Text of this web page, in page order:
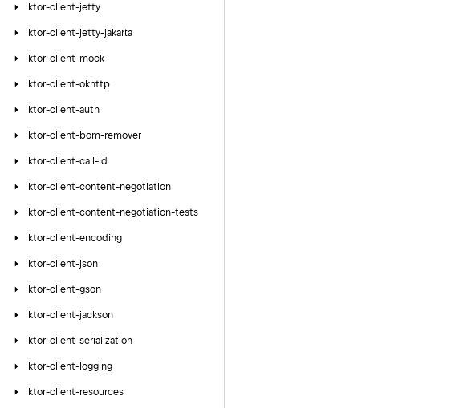
ktor-client-jetty
ktor-client-jetty-jakarta
ktor-client-mock
ktor-client-okhttp
ktor-client-auth
ktor-client-bom-remover
ktor-client-call-id
ktor-client-content-negotiation
ktor-client-content-negotiation-tests
ktor-client-encoding
ktor-client-json
ktor-client-gson
ktor-client-jackson
ktor-client-serialization
ktor-client-logging
ktor-client-resources